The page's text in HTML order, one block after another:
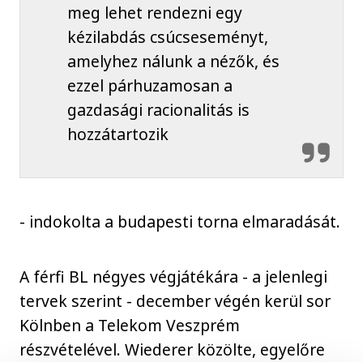
meg lehet rendezni egy
kézilabdás csúcseseményt,
amelyhez nálunk a nézők, és
ezzel párhuzamosan a
gazdasági racionalitás is
hozzátartozik
- indokolta a budapesti torna elmaradását.
A férfi BL négyes végjátékára - a jelenlegi
tervek szerint - december végén kerül sor
Kölnben a Telekom Veszprém
részvételével. Wiederer közölte, egyelőre